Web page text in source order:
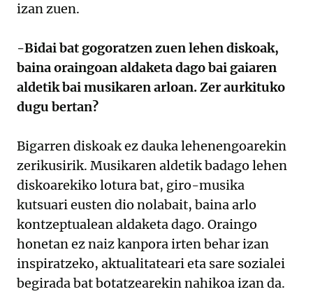
izan zuen.
-Bidai bat gogoratzen zuen lehen diskoak,
baina oraingoan aldaketa dago bai gaiaren
aldetik bai musikaren arloan. Zer aurkituko
dugu bertan?
Bigarren diskoak ez dauka lehenengoarekin
zerikusirik. Musikaren aldetik badago lehen
diskoarekiko lotura bat, giro-musika
kutsuari eusten dio nolabait, baina arlo
kontzeptualean aldaketa dago. Oraingo
honetan ez naiz kanpora irten behar izan
inspiratzeko, aktualitateari eta sare sozialei
begirada bat botatzearekin nahikoa izan da.